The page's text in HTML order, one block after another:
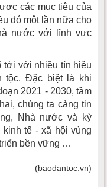
các mục tiêu của
đó một lần nữa cho
nước với lĩnh vực
tới với nhiều tín hiệu
tộc. Đặc biệt là khi
2021 - 2030, tầm
chúng ta càng tin
Nhà nước và kỳ
tế - xã hội vùng
bền vững …
(baodantoc.vn)